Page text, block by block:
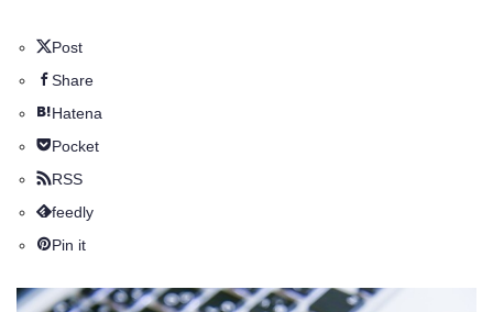
Post
Share
Hatena
Pocket
RSS
feedly
Pin it